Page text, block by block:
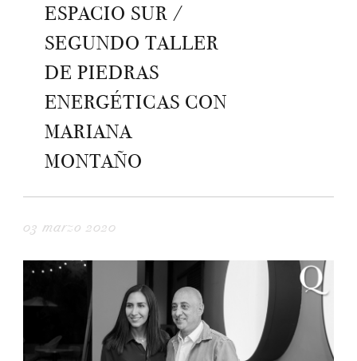
ESPACIO SUR /
SEGUNDO TALLER
DE PIEDRAS
ENERGÉTICAS CON
MARIANA
MONTAÑO
03 marzo 2020